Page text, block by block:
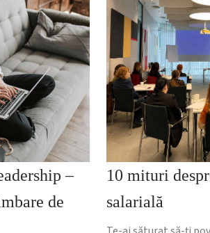
–
de
10 mituri
salarială